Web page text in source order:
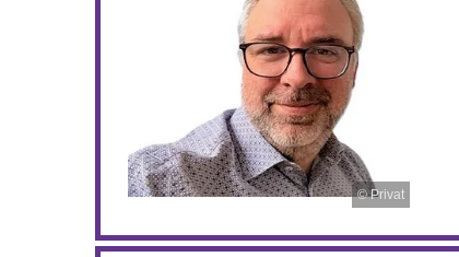
© Privat